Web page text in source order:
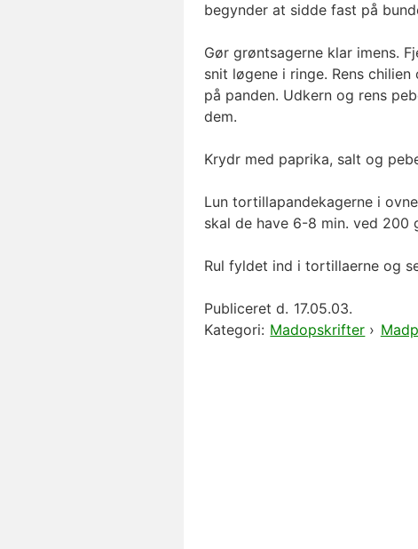
begynder at sidde fast på
Gør grøntsagerne klar imens.
snit løgene i ringe. Rens
på panden. Udkern og rens
dem.
Krydr med paprika, salt og
Lun tortillapandekagerne i
skal de have 6-8 min. ved 200
Rul fyldet ind i tortillaerne og
Publiceret d. 17.05.03.
Kategori: Madopskrifter ›